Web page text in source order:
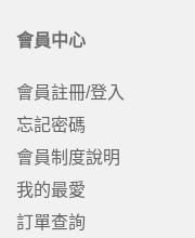
會員中心
會員註冊/登入
忘記密碼
會員制度說明
我的最愛
訂單查詢